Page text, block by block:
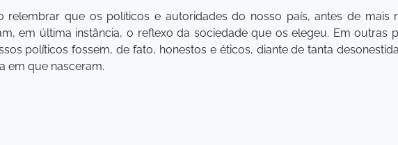
relembrar que os políticos e autoridades do nosso país, antes de mais
em última instância, o reflexo da sociedade que os elegeu. Em outras
políticos fossem, de fato, honestos e éticos, diante de tanta
em que nasceram.